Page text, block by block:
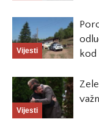
Vijesti
kod
Vijesti